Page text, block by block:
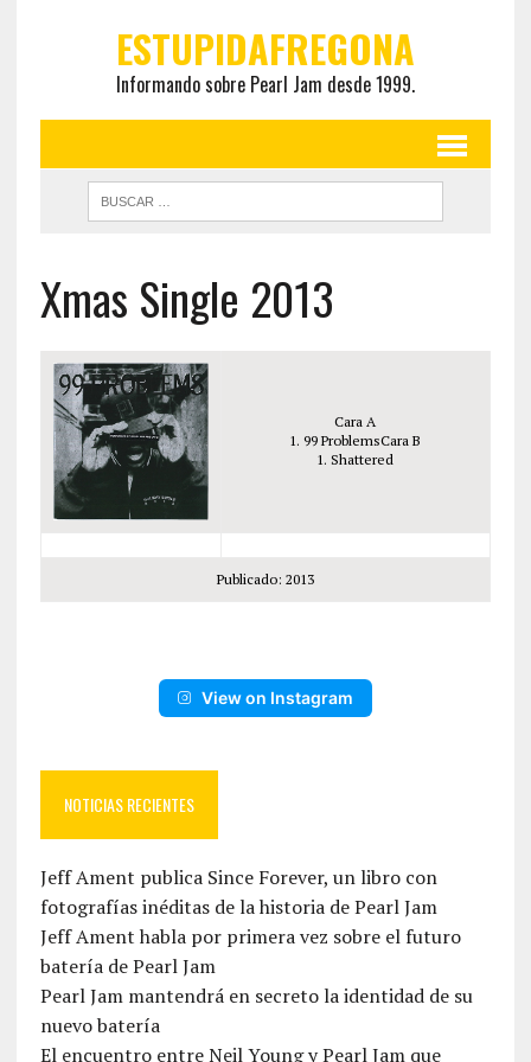
ESTUPIDAFREGONA
Informando sobre Pearl Jam desde 1999.
Xmas Single 2013
Cara A
1. 99 ProblemsCara B
1. Shattered
Publicado: 2013
View on Instagram
NOTICIAS RECIENTES
Jeff Ament publica Since Forever, un libro con
fotografías inéditas de la historia de Pearl Jam
Jeff Ament habla por primera vez sobre el futuro
batería de Pearl Jam
Pearl Jam mantendrá en secreto la identidad de su
nuevo batería
El encuentro entre Neil Young y Pearl Jam que